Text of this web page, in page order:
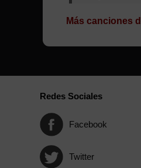
Más canciones
Redes Sociales
Facebook
Twitter